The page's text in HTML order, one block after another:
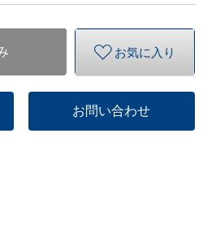
お気に入り
お問い合わせ